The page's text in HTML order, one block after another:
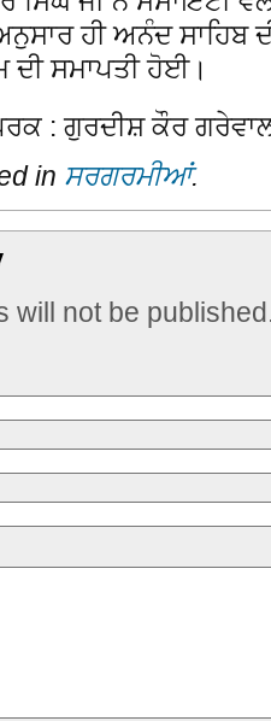
ਹੀ ਅਨੰਦ
ਦੀ ਸਮਾਪਤੀ ਹੋਈ।
: ਗੁਰਦੀਸ਼ ਕੌਰ
in ਸਰਗਰਮੀਆਂ.
will not be